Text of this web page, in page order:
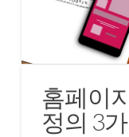
홈페이
정의 3